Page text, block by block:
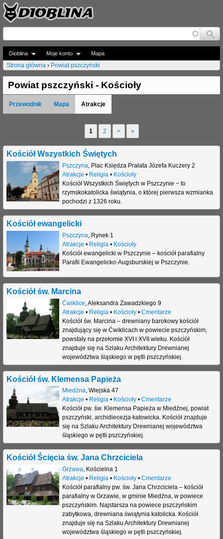
Jump to navigation
Dioblina Moje konto Mapa
J
e
s
ś
u
a
Strona główna › Powiat pszczyński
Powiat pszczyński - Kościoły
Przewodnik Mapa Atrakcje
t
o
n
1 2 > »
Kościół Wszystkich Świętych
Pszczyna Plac Księdza Prałata Józefa Kuczery 2
Atrakcje • Religia • Kościoły
Kościół Wszystkich Świętych w Pszczynie − to
rzymskokatolicka świątynia, o której pierwsza wzmianka
pochodzi z 1326 roku.
Kościół ewangelicki
Pszczyna Rynek 1
Atrakcje • Religia • Kościoły
Kościół ewangelicki w Pszczynie – kościół parafialny
Parafii Ewangelicko-Augsburskiej w Pszczynie.
Kościół św. Marcina
Ćwiklice Aleksandra Zawadzkiego 9
Atrakcje • Religia • Kościoły• Cmentarze
Kościół św. Marcina – drewniany barokowy kościół
znajdujący się w Ćwiklicach w powiecie pszczyńskim,
powstały na przełomie XVI i XVII wieku. Kościół
znajduje się na Szlaku Architektury Drewnianej
województwa śląskiego w pętli pszczyńskiej.
Kościół św. Klemensa Papieża
Miedźna, Wiejska 47
Atrakcje • Religia• Kościoły• Cmentarze
Kościół pw. św. Klemensa Papieża w Miedźnej, powiat
pszczyński, archidiecezja katowicka. Kościół znajduje
się na Szlaku Architektury Drewnianej województwa
śląskiego w pętli pszczyńskiej.
Kościół Ścięcia św. Jana Chrzciciela
Grzawa, Kościelna 1
Atrakcje • Religia• Kościoły• Cmentarze
Kościół parafialny pw. św. Jana Chrzciciela – kościół
parafialny w Grzawie, w gminie Miedźna, w powiece
pszczyńskim. Najstarsza na powiece pszczyńskim
zabytkowa, drewniana świątynia katolicka. Kościół
znajduje się na Szlaku Architektury Drewnianej
województwa śląskiego w pętli pszczyńskiej.